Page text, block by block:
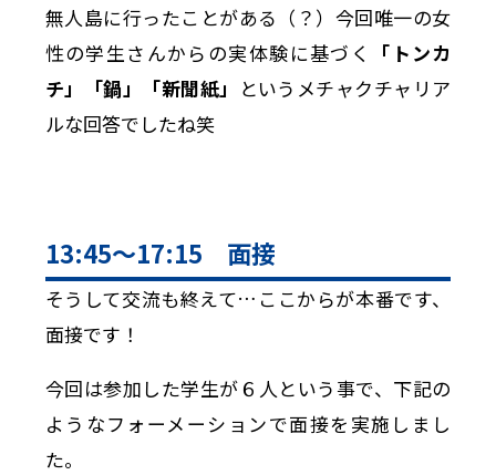
無人島に行ったことがある（？）今回唯一の女
性の学生さんからの実体験に基づく
「トンカ
チ」「鍋」「新聞紙」 というメチャクチャリア
ルな回答でしたね笑
13:45〜17:15 面接
そうして交流も終えて…ここからが本番です、
面接です！
今回は参加した学生が６人という事で、下記の
ようなフォーメーションで面接を実施しまし
た。